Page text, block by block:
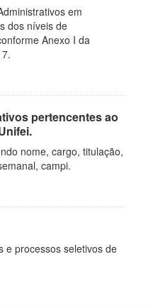
em
dos níveis de
Anexo I da
pertencentes ao
nome, cargo, titulação,
campi.
e processos seletivos de